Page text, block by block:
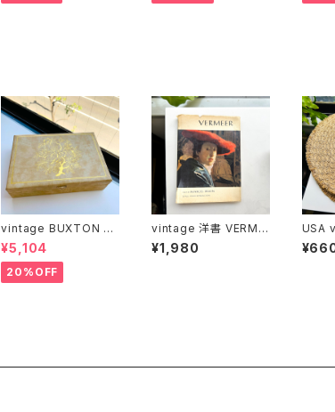
vintage BUXTON U.
S.A ジュエリーボックス
¥5,104
20%OFF
vintage 洋書 VERME
ER（ヨハネス・フェルメ
ール）
¥1,980
USA
テーブ